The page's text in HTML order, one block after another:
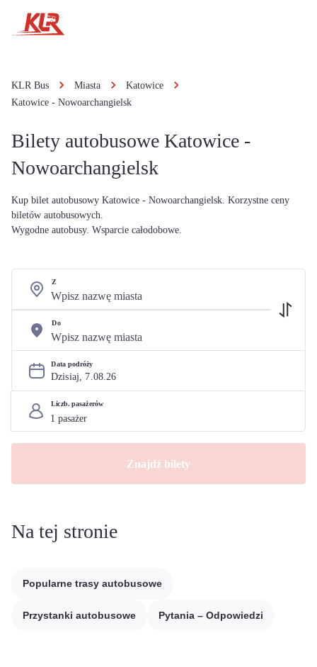
KLR Bus Miasta
Katowice
Katowice - Nowoarchangielsk
Bilety autobusowe Katowice -
Nowoarchangielsk
Kup bilet autobusowy Katowice - Nowoarchangielsk. Korzystne ceny
biletów autobusowych.
Wygodne autobusy. Wsparcie całodobowe.
Z
Do
Data podróży
Dzisiaj, 7.08.26
Liczb. pasażerów
Znajdź bilety
Na tej stronie
Popularne trasy autobusowe
Przystanki autobusowe Pytania – Odpowiedzi